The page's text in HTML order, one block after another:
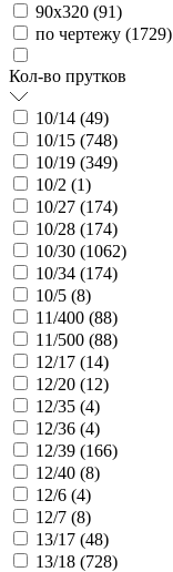
90х320 (91)
по чертежу (1729)
Кол-во прутков
10/14 (49)
10/15 (748)
10/19 (349)
10/2 (1)
10/27 (174)
10/28 (174)
10/30 (1062)
10/34 (174)
10/5 (8)
11/400 (88)
11/500 (88)
12/17 (14)
12/20 (12)
12/35 (4)
12/36 (4)
12/39 (166)
12/40 (8)
12/6 (4)
12/7 (8)
13/17 (48)
13/18 (728)